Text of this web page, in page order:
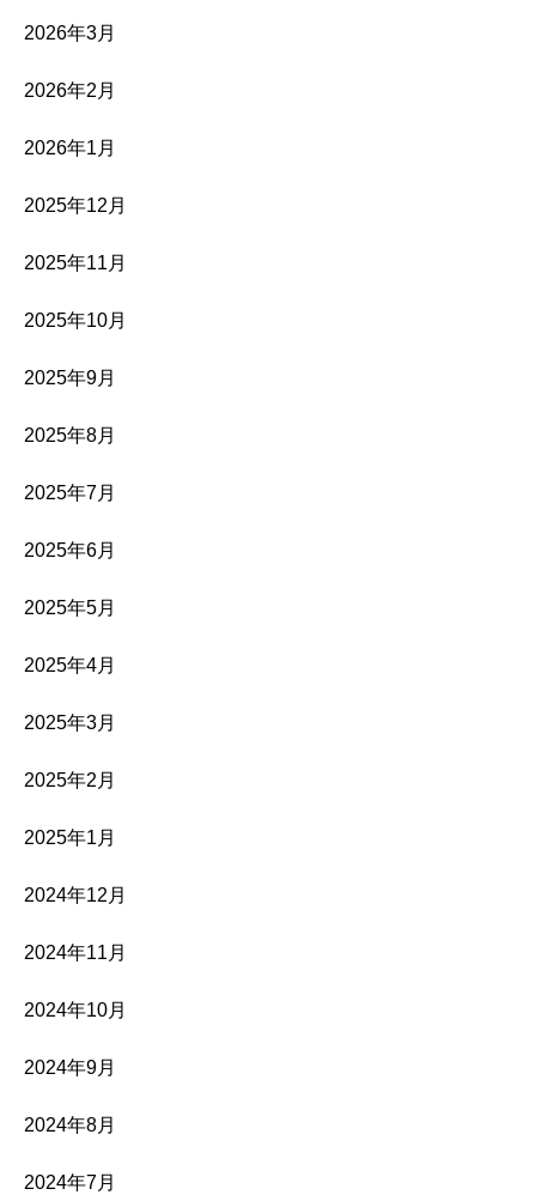
2026年3月
2026年2月
2026年1月
2025年12月
2025年11月
2025年10月
2025年9月
2025年8月
2025年7月
2025年6月
2025年5月
2025年4月
2025年3月
2025年2月
2025年1月
2024年12月
2024年11月
2024年10月
2024年9月
2024年8月
2024年7月